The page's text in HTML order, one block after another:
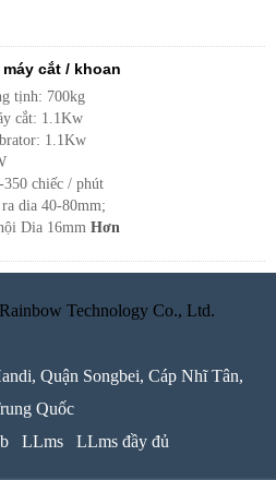
cắt / khoan
tịnh: 700kg
cắt: 1.1Kw
1.1Kw
chiếc / phút
dia 40-80mm;
16mm Hơn
Technology Co., Ltd.
Quận Songbei, Cáp Nhĩ Tân,
Quốc
LLms LLms đầy đủ